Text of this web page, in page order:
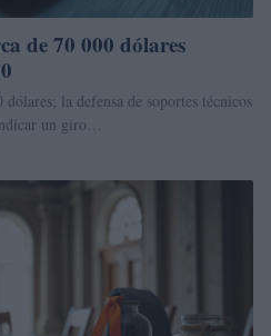
de 70 000 dólares
la defensa de soportes técnicos
un giro…